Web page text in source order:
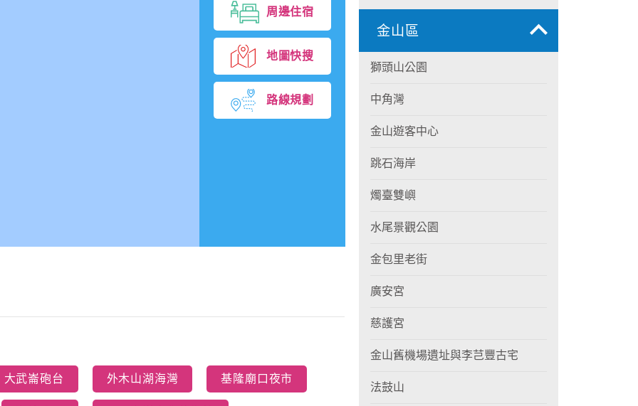
a
e
v
l
u
m
e.
周邊住宿
地圖快搜
路線規劃
大武崙砲台 外木山湖海灣 基隆廟口夜市
金山區
獅頭山公園
中角灣
金山遊客中心
跳石海岸
燭臺雙嶼
水尾景觀公園
金包里老街
廣安宮
慈護宮
金山舊機場遺址與李芑豐古宅
法鼓山